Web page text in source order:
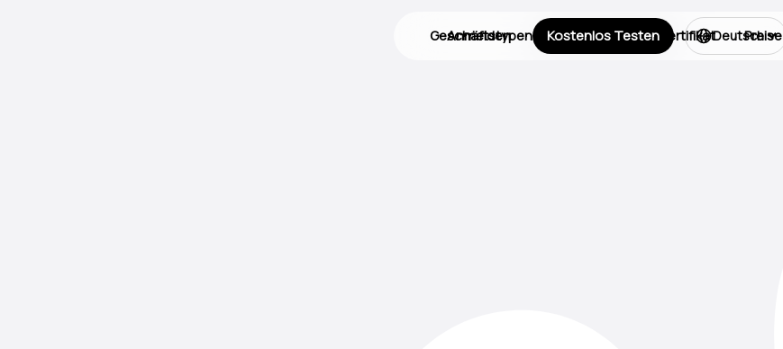
Geschäftstypen Lizenzen Zertifikat Preise
Anmelden Kostenlos Testen Deutsch